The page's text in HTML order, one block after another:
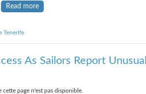
Read more
Tenerife
As Sailors Report
page n'est pas disponible.